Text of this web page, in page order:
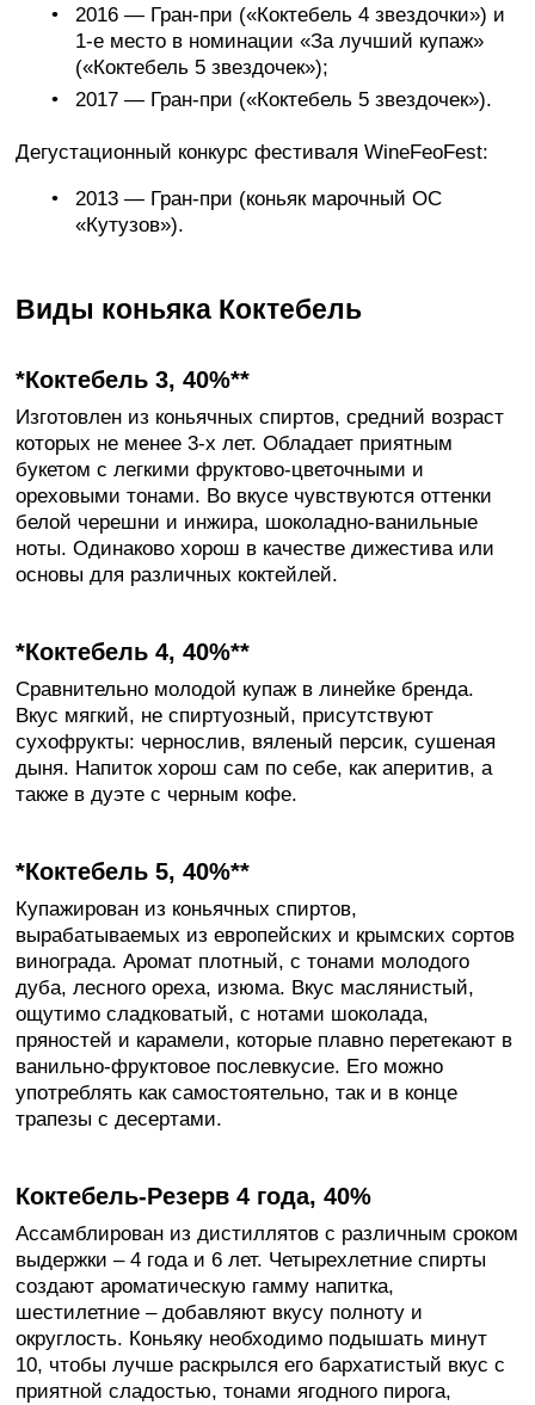
2016 — Гран-при («Коктебель 4 звездочки») и
1-е место в номинации «За лучший купаж»
(«Коктебель 5 звездочек»);
2017 — Гран-при («Коктебель 5 звездочек»).
Дегустационный конкурс фестиваля WineFeoFest:
2013 — Гран-при (коньяк марочный ОС
«Кутузов»).
Виды коньяка Коктебель
*Коктебель 3, 40%**
Изготовлен из коньячных спиртов, средний возраст
которых не менее 3-х лет. Обладает приятным
букетом с легкими фруктово-цветочными и
ореховыми тонами. Во вкусе чувствуются оттенки
белой черешни и инжира, шоколадно-ванильные
ноты. Одинаково хорош в качестве дижестива или
основы для различных коктейлей.
*Коктебель 4, 40%**
Сравнительно молодой купаж в линейке бренда.
Вкус мягкий, не спиртуозный, присутствуют
сухофрукты: чернослив, вяленый персик, сушеная
дыня. Напиток хорош сам по себе, как аперитив, а
также в дуэте с черным кофе.
*Коктебель 5, 40%**
Купажирован из коньячных спиртов,
вырабатываемых из европейских и крымских сортов
винограда. Аромат плотный, с тонами молодого
дуба, лесного ореха, изюма. Вкус маслянистый,
ощутимо сладковатый, с нотами шоколада,
пряностей и карамели, которые плавно перетекают в
ванильно-фруктовое послевкусие. Его можно
употреблять как самостоятельно, так и в конце
трапезы с десертами.
Коктебель-Резерв 4 года, 40%
Ассамблирован из дистиллятов с различным сроком
выдержки – 4 года и 6 лет. Четырехлетние спирты
создают ароматическую гамму напитка,
шестилетние – добавляют вкусу полноту и
округлость. Коньяку необходимо подышать минут
10, чтобы лучше раскрылся его бархатистый вкус с
приятной сладостью, тонами ягодного пирога,